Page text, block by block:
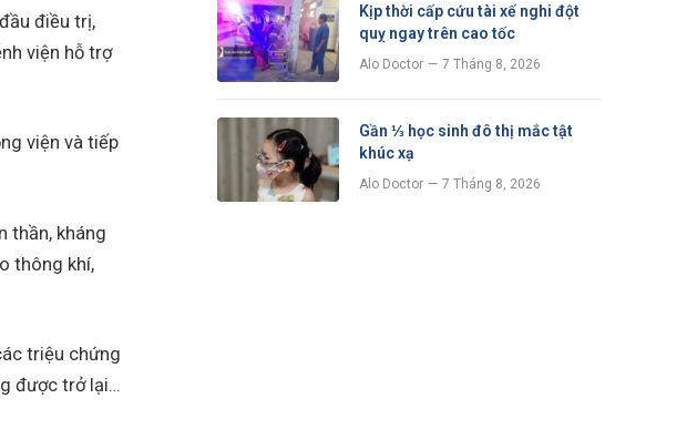
điều trị,
viện hỗ trợ
viện và tiếp
thần, kháng
thông khí,
triệu chứng
được trở lại…
Kịp thời cấp cứu tài xế nghi đột
quỵ ngay trên cao tốc
Alo Doctor 7 Tháng 8, 2026
Gần ⅓ học sinh đô thị mắc tật
khúc xạ
Alo Doctor 7 Tháng 8, 2026